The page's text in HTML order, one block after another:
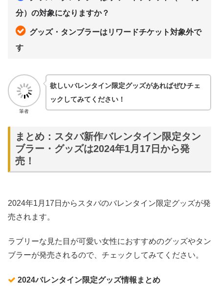
分）の対象になりますか？
グッズ・タンブラーはリワードチケット対象外で
す
筆者
欲しいバレンタイン限定グッズがあればぜひチェ
ックしてみてください！
まとめ：スタバ新作バレンタイン限定タン
ブラー・グッズは2024年1月17日から発
売！
2024年1月17日からスタバのバレンタイン限定グッズが発
売されます。
ラブリーな見た目が可愛い女性におすすめのグッズやタン
ブラーが発売されるので、チェックしてみてください。
2024バレンタイン限定グッズ情報まとめ